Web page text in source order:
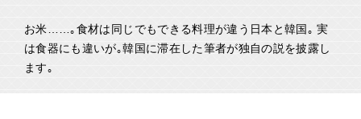
お米……｡食材は同じでもできる料理が違う日本と韓国｡ 実
は食器にも違いが｡韓国に滞在した筆者が独自の説を披露し
ます｡